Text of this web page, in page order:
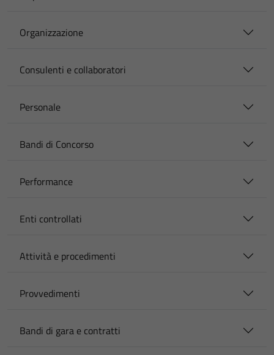
Organizzazione
Consulenti e collaboratori
Personale
Bandi di Concorso
Performance
Enti controllati
Attività e procedimenti
Provvedimenti
Bandi di gara e contratti